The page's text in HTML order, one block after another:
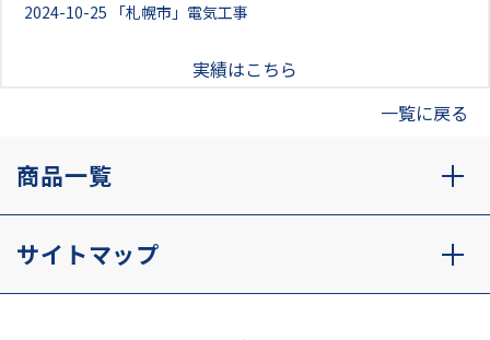
2024-10-25 「札幌市」電気工事
実績はこちら
一覧に戻る
商品一覧
サイトマップ